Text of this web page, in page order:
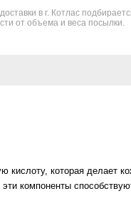
в г. Котлас
от объема и веса посылки.
которая делает
компоненты